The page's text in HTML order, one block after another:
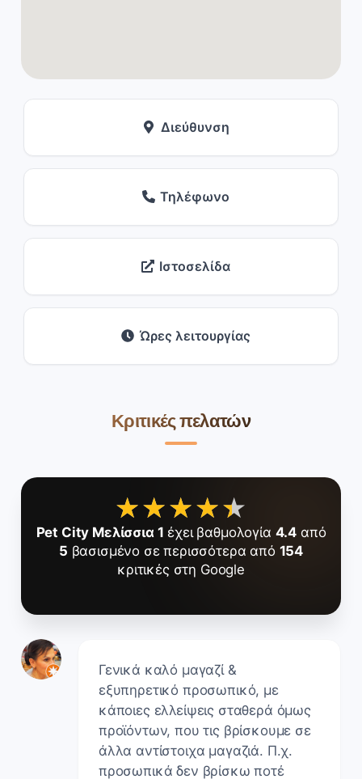
Διεύθυνση
Τηλέφωνο
Ιστοσελίδα
Ώρες λειτουργίας
Κριτικές πελατών
★★★★★
★★★★★
Pet City Μελίσσια 1 έχει βαθμολογία 4.4 από
5 βασισμένο σε περισσότερα από 154
κριτικές στη Google
Γενικά καλό μαγαζί &
εξυπηρετικό προσωπικό, με
κάποιες ελλείψεις σταθερά όμως
προϊόντων, που τις βρίσκουμε σε
άλλα αντίστοιχα μαγαζιά. Π.χ.
προσωπικά δεν βρίσκω ποτέ